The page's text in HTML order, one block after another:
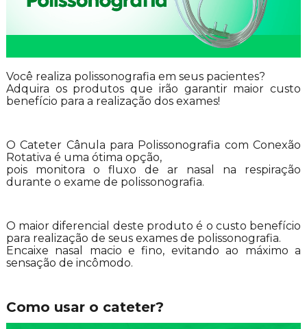
Você realiza polissonografia em seus pacientes?
Adquira os produtos que irão garantir maior custo
benefício para a realização dos exames!
O Cateter Cânula para Polissonografia com Conexão
Rotativa é uma ótima opção,
pois monitora o fluxo de ar nasal na respiração
durante o exame de polissonografia.
O maior diferencial deste produto é o custo benefício
para realização de seus exames de polissonografia.
Encaixe nasal macio e fino, evitando ao máximo a
sensação de incômodo.
Como usar o cateter?